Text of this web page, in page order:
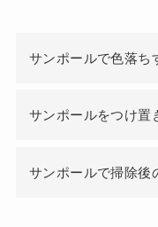
サンポールで色落ち
サンポールをつけ置
サンポールで掃除後